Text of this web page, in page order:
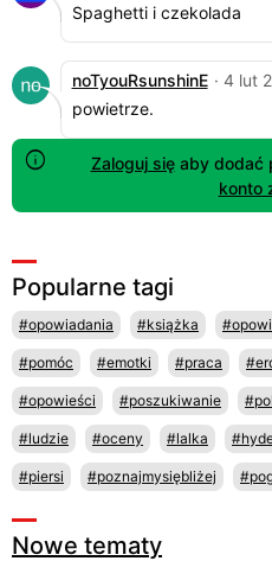
Spaghetti i czekolada
noTyouRsunshinE · 4 lut
powietrze.
Zaloguj sięaby dodać
konto
Popularne tagi
#opowiadania #książka
#pomóc #emotki #praca
#opowieści #poszukiwanie
#ludzie #oceny #lalka
#piersi #poznajmysiębliżej
Nowe tematy